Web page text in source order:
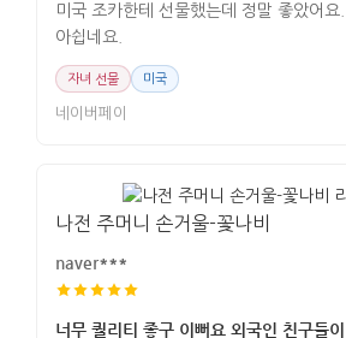
미국 조카한테 선물했는데 정말 좋았어요
아쉽네요.
자녀 선물 미국
네이버페이
나전 주머니 손거울-꽃나비
naver***
너무 퀄리티 좋구 이뻐요 외국인 친구들